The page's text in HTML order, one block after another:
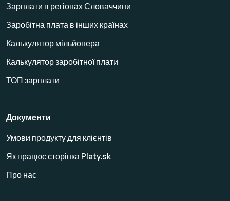
Зарплати в регіонах Словаччини
Заробітна плата в інших країнах
Калькулятор мільйонера
Калькулятор заробітної плати
ТОП зарплати
Документи
Умови продукту для клієнтів
Як працює сторінка Platy.sk
Про нас